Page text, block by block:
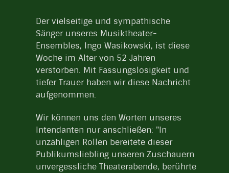
Der vielseitige und sympathische
Sänger unseres Musiktheater-
Ensembles, Ingo Wasikowski, ist diese
Woche im Alter von 52 Jahren
verstorben. Mit Fassungslosigkeit und
tiefer Trauer haben wir diese Nachricht
aufgenommen.
Wir können uns den Worten unseres
Intendanten nur anschließen: "In
unzähligen Rollen bereitete dieser
Publikumsliebling unseren Zuschauern
unvergessliche Theaterabende, berührte